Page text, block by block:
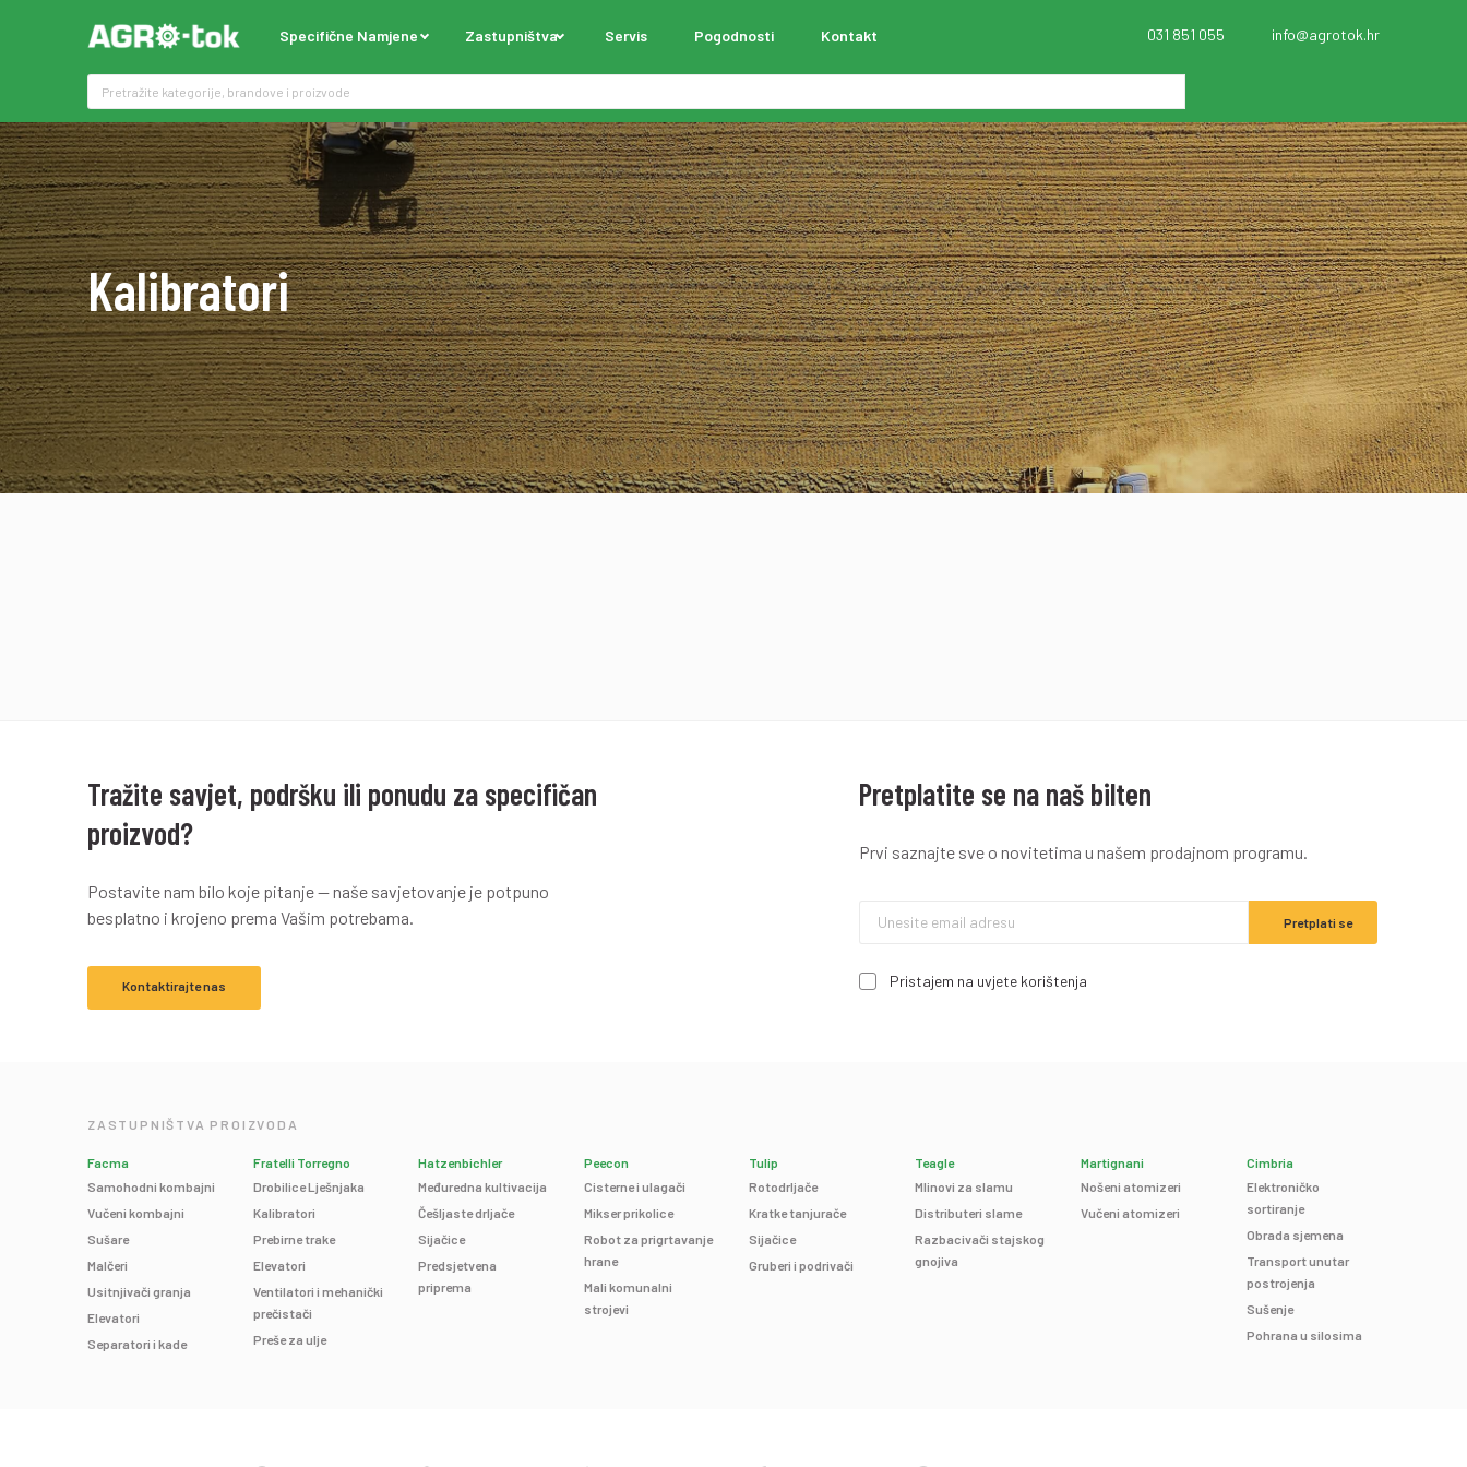
Specifične Namjene Zastupništva Servis Pogodnosti Kontakt 031 851 055 info@agrotok.hr
Kalibratori
Tražite savjet, podršku ili ponudu za specifičan
proizvod?
Postavite nam bilo koje pitanje — naše savjetovanje je potpuno
besplatno i krojeno prema Vašim potrebama.
Kontaktirajte nas
Pretplatite se na naš bilten
Prvi saznajte sve o novitetima u našem prodajnom programu.
Pristajem na uvjete korištenja
ZASTUPNIŠTVA PROIZVODA
Facma
Samohodni kombajni
Vučeni kombajni
Sušare
Malčeri
Usitnjivači granja
Elevatori
Separatori i kade
Fratelli Torregno
Drobilice Lješnjaka
Kalibratori
Prebirne trake
Elevatori
Ventilatori i mehanički
prečistači
Preše za ulje
Hatzenbichler
Međuredna kultivacija
Češljaste drljače
Sijačice
Predsjetvena
priprema
Peecon
Cisterne i ulagači
Mikser prikolice
Robot za prigrtavanje
hrane
Mali komunalni
strojevi
Tulip
Rotodrljače
Kratke tanjurače
Sijačice
Gruberi i podrivači
Teagle
Mlinovi za slamu
Distributeri slame
Razbacivači stajskog
gnojiva
Martignani
Nošeni atomizeri
Vučeni atomizeri
Cimbria
Elektroničko
sortiranje
Obrada sjemena
Transport unutar
postrojenja
Sušenje
Pohrana u silosima